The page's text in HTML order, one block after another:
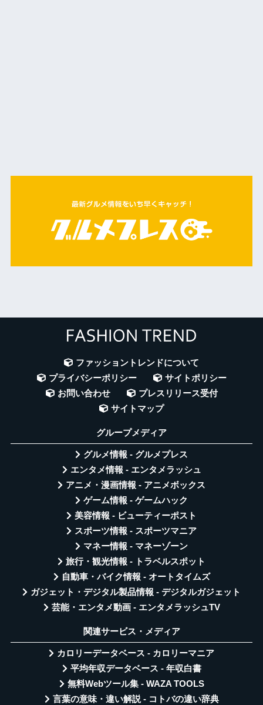
ファッショントレンドについて
プライバシーポリシー
サイトポリシー
お問い合わせ
プレスリリース受付
サイトマップ
グループメディア
グルメ情報 - グルメプレス
エンタメ情報 - エンタメラッシュ
アニメ・漫画情報 - アニメボックス
ゲーム情報 - ゲームハック
美容情報 - ビューティーポスト
スポーツ情報 - スポーツマニア
マネー情報 - マネーゾーン
旅行・観光情報 - トラベルスポット
自動車・バイク情報 - オートタイムズ
ガジェット・デジタル製品情報 - デジタルガジェット
芸能・エンタメ動画 - エンタメラッシュTV
関連サービス・メディア
カロリーデータベース - カロリーマニア
平均年収データベース - 年収白書
無料Webツール集 - WAZA TOOLS
言葉の意味・違い解説 - コトバの違い辞典